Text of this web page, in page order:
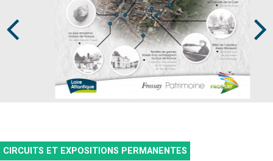
CIRCUITS ET EXPOSITIONS PERMANENTES